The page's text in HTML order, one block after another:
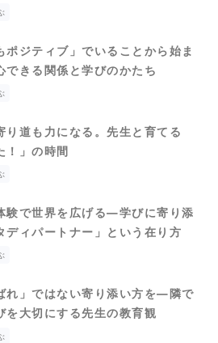
ポジティブ」でいることから始ま
きる関係と学びのかたち
り道も力になる。先生と育てる
！」の時間
験で世界を広げる―学びに寄り添
ディパートナー」という在り方
れ」ではない寄り添い方を―隣で
を大切にする先生の教育観